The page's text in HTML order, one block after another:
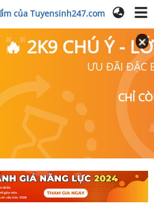
của Tuyensinh247.com
🔥 2K9 CHÚ Ý -
ƯU ĐÃI ĐẶC
CHỈ